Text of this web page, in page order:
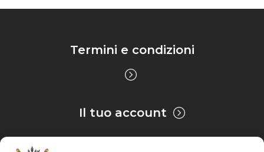
Termini e condizioni
Il tuo account